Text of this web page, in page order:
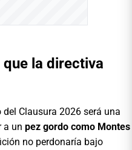
la directiva
Clausura 2026 será una
a un pez gordo como Montes
no perdonaría bajo